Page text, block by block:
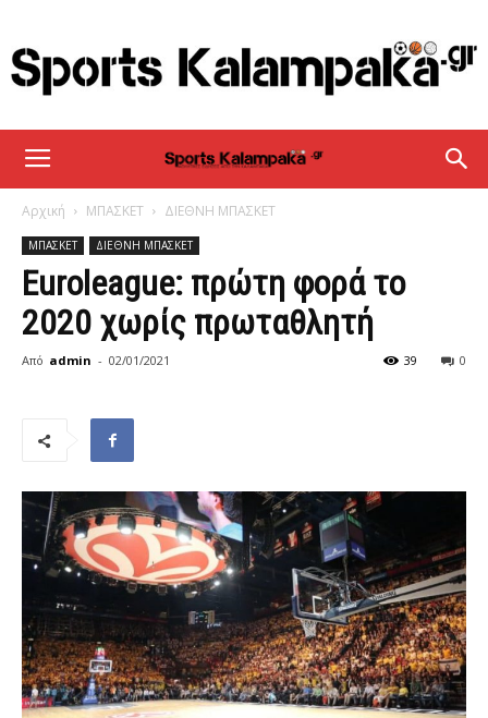
sportskalampaka
Αρχική ΜΠΑΣΚΕΤ ΔΙΕΘΝΗ ΜΠΑΣΚΕΤ
ΜΠΑΣΚΕΤ ΔΙΕΘΝΗ ΜΠΑΣΚΕΤ
Euroleague: πρώτη φορά το
2020 χωρίς πρωταθλητή
Από admin - 02/01/2021 0
39